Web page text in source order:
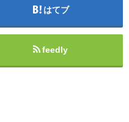
はてブ
feedly